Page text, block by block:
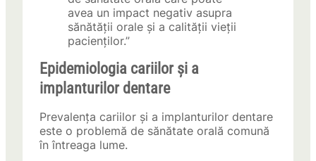
avea un impact negativ asupra
sănătății orale și a calității vieții
pacienților.”
Epidemiologia cariilor și a
implanturilor dentare
Prevalența cariilor și a implanturilor dentare
este o problemă de sănătate orală comună
în întreaga lume.